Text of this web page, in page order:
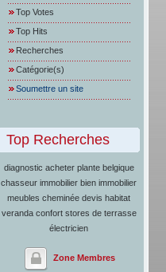
Top Votes
Top Hits
Recherches
Catégorie(s)
Soumettre un site
Top Recherches
diagnostic acheter plante belgique
chasseur immobilier bien immobilier
meubles cheminée devis habitat
veranda confort stores de terrasse
électricien
Zone Membres